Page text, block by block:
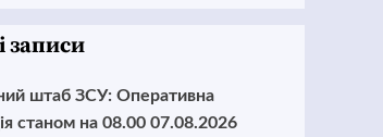
записи
штаб ЗСУ: Оперативна
станом на 08.00 07.08.2026